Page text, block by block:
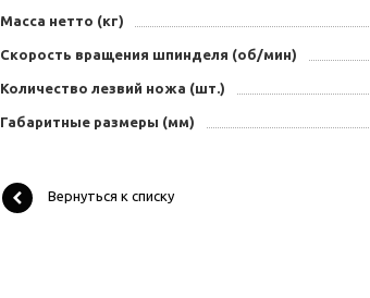
Масса нетто (кг)
Скорость вращения шпинделя (об/мин)
Количество лезвий ножа (шт.)
Габаритные размеры (мм)
Вернуться к списку